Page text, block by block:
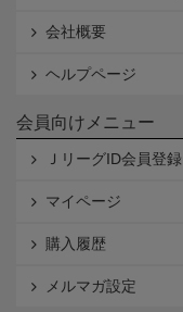
会社概要
ヘルプページ
会員向けメニュー
ＪリーグID会員登録
マイページ
購入履歴
メルマガ設定